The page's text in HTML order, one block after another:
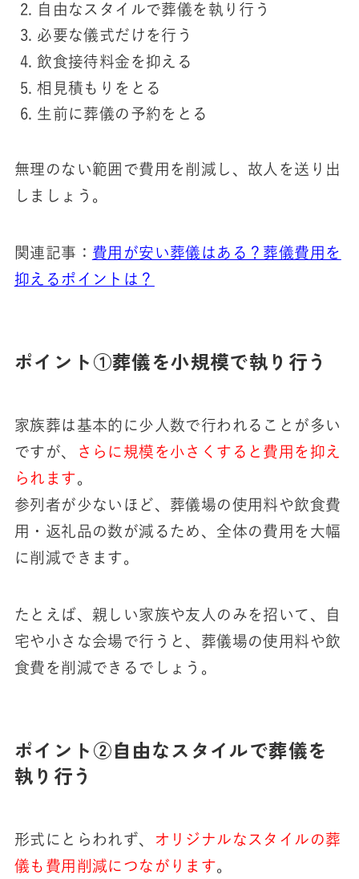
自由なスタイルで葬儀を執り行う
必要な儀式だけを行う
飲食接待料金を抑える
相見積もりをとる
生前に葬儀の予約をとる
無理のない範囲で費用を削減し、故人を送り出
しましょう。
関連記事： 費用が安い葬儀はある？葬儀費用を
抑えるポイントは？
ポイント①葬儀を小規模で執り行う
家族葬は基本的に少人数で行われることが多い
ですが、
さらに規模を小さくすると費用を抑え
られます。
参列者が少ないほど、葬儀場の使用料や飲食費
用・返礼品の数が減るため、全体の費用を大幅
に削減できます。
たとえば、親しい家族や友人のみを招いて、自
宅や小さな会場で行うと、葬儀場の使用料や飲
食費を削減できるでしょう。
ポイント②自由なスタイルで葬儀を
執り行う
形式にとらわれず、
オリジナルなスタイルの葬
儀も費用削減につながります。